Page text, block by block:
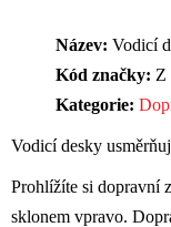
Název: Vodicí
Kód značky: Z
Kategorie:
Vodicí desky
Prohlížíte si dopravní
sklonem vpravo.